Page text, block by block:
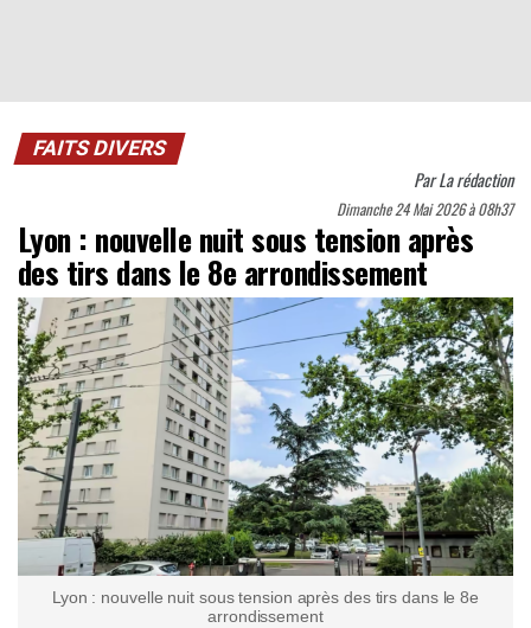
FAITS DIVERS
ParLa rédaction
Dimanche 24 Mai 2026 à 08h37
Lyon : nouvelle nuit sous tension après
des tirs dans le 8e arrondissement
Lyon : nouvelle nuit sous tension après des tirs dans le 8e
arrondissement